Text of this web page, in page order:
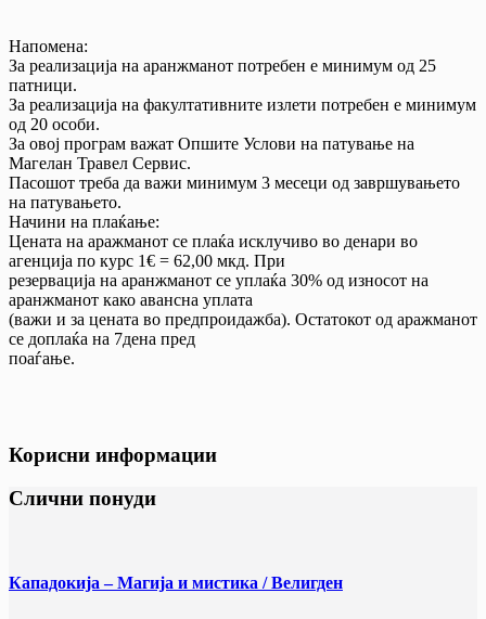
Напомена:
За реализација на аранжманот потребен е минимум од 25
патници.
За реализација на факултативните излети потребен е минимум
од 20 особи.
За овој програм важат Опшите Услови на патување на
Магелан Травел Сервис.
Пасошот треба да важи минимум 3 месеци од завршувањето
на патувањето.
Начини на плаќање:
Цената на аражманот се плаќа исклучиво во денари во
агенција по курс 1€ = 62,00 мкд. При
резервација на аранжманот се уплаќа 30% од износот на
аранжманот како авансна уплата
(важи и за цената во предпроидажба). Остатокот од аражманот
се доплаќа на 7дена пред
поаѓање.
Корисни информации
Слични понуди
Кападокија – Магија и мистика / Велигден